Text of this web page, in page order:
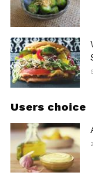
Users choice